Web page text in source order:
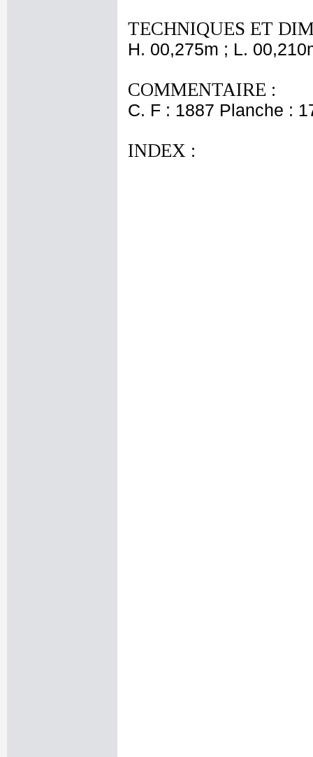
TECHNIQUES ET
H. 00,275m ; L.
COMMENTAIRE :
C. F : 1887 Planche :
INDEX :